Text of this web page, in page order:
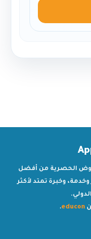
الحصرية من أفضل
وخبرة تمتد لأكثر
educon
.